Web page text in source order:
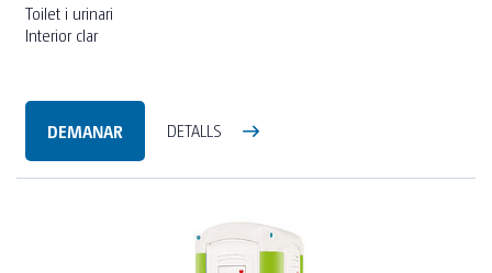
Toilet i urinari
Interior clar
DEMANAR DETALLS